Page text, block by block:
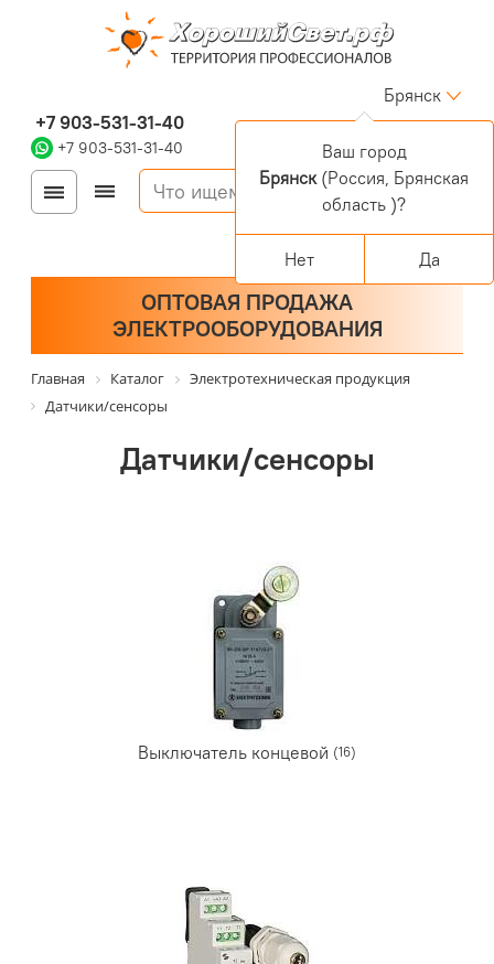
+7 903-531-31-40
+7 903-531-31-40
Брянск
Войти
Регистрация
Корзина
0 позиций
ОПТОВАЯ ПРОДАЖА
ЭЛЕКТРООБОРУДОВАНИЯ
Главная Каталог
Электротехническая продукция
Датчики/сенсоры
Датчики/сенсоры
Выключатель концевой (16)
Ваш город
Брянск(Россия, Брянская
область )?
Нет Да